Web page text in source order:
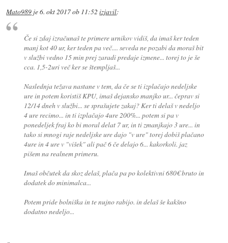
Mato989 je6. okt 2017 ob 11:52 izjavil:
Če si zdaj izračunaš te primere urnikov vidiš, da imaš ker teden
manj kot 40 ur, ker teden pa več.... seveda ne pozabi da moraš bit
v službi vedno 15 min prej zaradi predaje izmene... torej to je še
cca. 1,5-2uri več ker se štempljaš...
Naslednja težava nastane v tem, da če se ti izplačajo nedeljske
ure in potem koristiš KPU, imaš dejansko manjko ur... čeprav si
12/14 dneh v službi... se sprašujete zakaj? Ker ti delaš v nedeljo
4 ure recimo... in ti izplačajo 4ure 200%... potem si pa v
ponedeljek fraj ko bi moral delat 7 ur, in ti zmanjkajo 3 ure... in
tako si mnogi raje nedeljske ure dajo "v ure" torej dobiš plačano
4ure in 4 ure v "višek" ali pač 6 če delajo 6... kakorkoli. jaz
pišem na realnem primeru.
Imaš občutek da skoz delaš, plača pa po kolektivni 680€ bruto in
dodatek do minimalca...
Potem pride bolniška in te nujno rabijo. in delaš še kakšno
dodatno nedeljo...